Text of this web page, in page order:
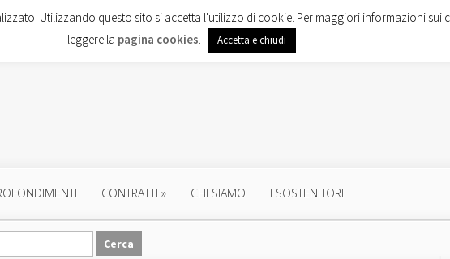
CONTRATTI » CHI SIAMO I SOSTENITORI
Utilizzando questo sito si accetta l'utilizzo di cookie. Per maggiori informazioni sui
leggere la pagina cookies. Accetta e chiudi